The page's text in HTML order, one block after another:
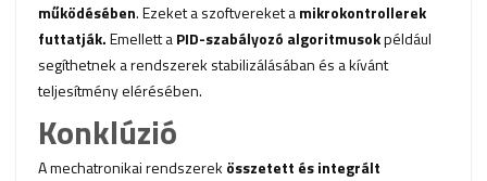
működésében. Ezeket a szoftvereket amikrokontrollerek
futtatják.Emellett aPID-szabályozó algoritmusokpéldául
segíthetnek a rendszerek stabilizálásában és a kívánt
teljesítmény elérésében.
Konklúzió
A mechatronikai rendszerek összetett és integrált